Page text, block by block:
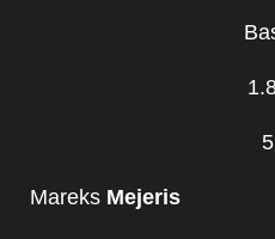
5
Mareks Mejeris